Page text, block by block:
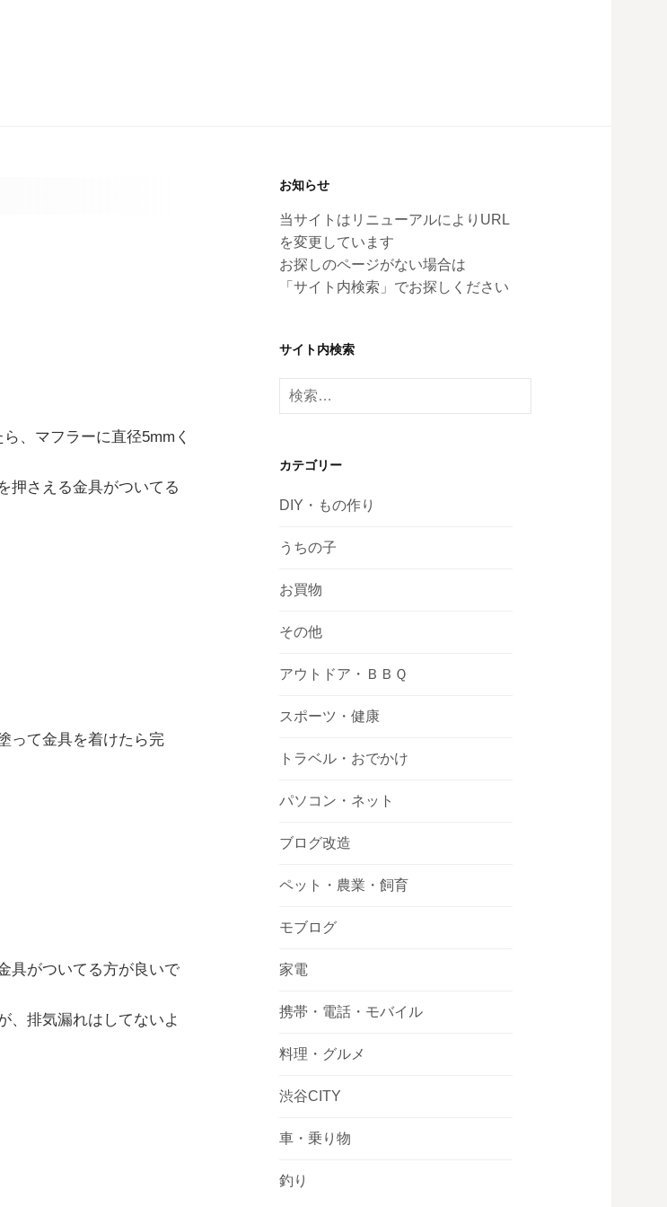
、マフラーに直径5mmく
押さえる金具がついてる
って金具を着けたら完
具がついてる方が良いで
、排気漏れはしてないよ
お知らせ
当サイトはリニューアルによりURL
を変更しています
お探しのページがない場合は
「サイト内検索」でお探しください
サイト内検索
検
索:
カテゴリー
DIY・もの作り
うちの子
お買物
その他
アウトドア・ＢＢＱ
スポーツ・健康
トラベル・おでかけ
パソコン・ネット
ブログ改造
ペット・農業・飼育
モブログ
家電
携帯・電話・モバイル
料理・グルメ
渋谷CITY
車・乗り物
釣り